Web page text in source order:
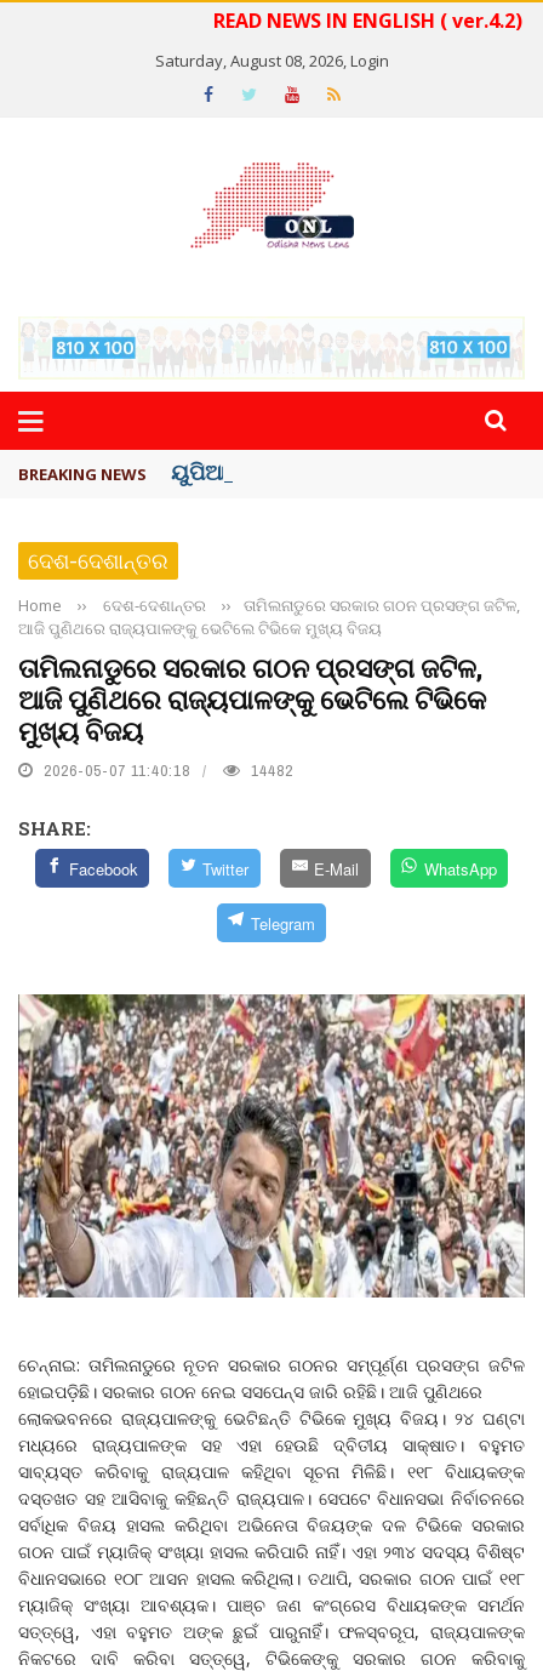
READ NEWS IN ENGLISH ( ver.4.2)
Saturday, August 08, 2026,Login
BREAKING NEWS ୟୁପିଆଇ ଓ ଅନ୍ୟାନ୍ୟ ଡିଜିଟାଲ୍ ନେଣଦେଣ ...
ଦେଶ-ଦେଶାନ୍ତର
Home ›› ଦେଶ-ଦେଶାନ୍ତର ››
ତାମିଲନାଡୁରେ ସରକାର ଗଠନ ପ୍ରସଙ୍ଗ ଜଟିଳ,
ଆଜି ପୁଣିଥରେ ରାଜ୍ୟପାଳଙ୍କୁ ଭେଟିଲେ ଟିଭିକେ ମୁଖ୍ୟ ବିଜୟ
ତାମିଲନାଡୁରେ ସରକାର ଗଠନ ପ୍ରସଙ୍ଗ ଜଟିଳ,
ଆଜି ପୁଣିଥରେ ରାଜ୍ୟପାଳଙ୍କୁ ଭେଟିଲେ ଟିଭିକେ
ମୁଖ୍ୟ ବିଜୟ
2026-05-07 11:40:18 14482
SHARE:
Facebook Twitter E-Mail WhatsApp
Telegram
ଚେନ୍ନାଇ: ତାମିଲନାଡୁରେ ନୂତନ ସରକାର ଗଠନର ସମ୍ପୂର୍ଣ୍ଣ ପ୍ରସଙ୍ଗ ଜଟିଳ
ହୋଇପଡ଼ିଛି। ସରକାର ଗଠନ ନେଇ ସସପେନ୍ସ ଜାରି ରହିଛି। ଆଜି ପୁଣିଥରେ
ଲୋକଭବନରେ ରାଜ୍ୟପାଳଙ୍କୁ ଭେଟିଛନ୍ତି ଟିଭିକେ ମୁଖ୍ୟ ବିଜୟ। ୨୪ ଘଣ୍ଟା
ମଧ୍ୟରେ ରାଜ୍ୟପାଳଙ୍କ ସହ ଏହା ହେଉଛି ଦ୍ବିତୀୟ ସାକ୍ଷାତ। ବହୁମତ
ସାବ୍ୟସ୍ତ କରିବାକୁ ରାଜ୍ୟପାଳ କହିଥିବା ସୂଚନା ମିଳିଛି। ୧୧୮ ବିଧାୟକଙ୍କ
ଦସ୍ତଖତ ସହ ଆସିବାକୁ କହିଛନ୍ତି ରାଜ୍ୟପାଳ। ସେପଟେ ବିଧାନସଭା ନିର୍ବାଚନରେ
ସର୍ବାଧିକ ବିଜୟ ହାସଲ କରିଥିବା ଅଭିନେତା ବିଜୟଙ୍କ ଦଳ ଟିଭିକେ ସରକାର
ଗଠନ ପାଇଁ ମ୍ୟାଜିକ୍‌ ସଂଖ୍ୟା ହାସଲ କରିପାରି ନାହିଁ। ଏହା ୨୩୪ ସଦସ୍ୟ ବିଶିଷ୍ଟ
ବିଧାନସଭାରେ ୧୦୮ ଆସନ ହାସଲ କରିଥିଲା। ତଥାପି, ସରକାର ଗଠନ ପାଇଁ ୧୧୮
ମ୍ୟାଜିକ୍‌ ସଂଖ୍ୟା ଆବଶ୍ୟକ। ପାଞ୍ଚ ଜଣ କଂଗ୍ରେସ ବିଧାୟକଙ୍କ ସମର୍ଥନ
ସତ୍ତ୍ୱେ, ଏହା ବହୁମତ ଅଙ୍କ ଛୁଇଁ ପାରୁନାହିଁ। ଫଳସ୍ବରୂପ, ରାଜ୍ୟପାଳଙ୍କ
ନିକଟରେ ଦାବି କରିବା ସତ୍ତ୍ୱେ, ଟିଭିକେଙ୍କୁ ସରକାର ଗଠନ କରିବାକୁ